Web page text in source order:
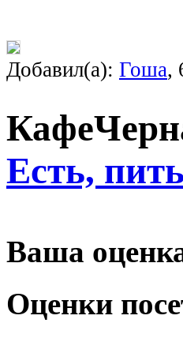
Добавил(а): Гоша,
Кафе
Есть, пить
Ваша
Оценки